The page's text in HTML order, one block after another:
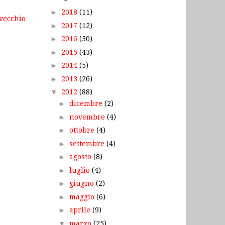
► 2018 (11)
► 2017 (12)
► 2016 (30)
► 2015 (43)
► 2014 (5)
► 2013 (26)
▼ 2012 (88)
►dicembre(2)
►novembre(4)
►ottobre(4)
►settembre(4)
►agosto(8)
►luglio(4)
► giugno(2)
►maggio(6)
►aprile(9)
▼marzo(25)